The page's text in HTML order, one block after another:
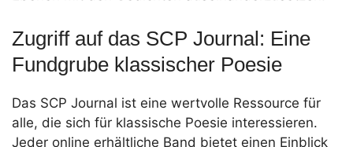
Zugriff auf das SCP Journal: Eine
Fundgrube klassischer Poesie
Das SCP Journal ist eine wertvolle Ressource für
alle, die sich für klassische Poesie interessieren.
Jeder online erhältliche Band bietet einen Einblick